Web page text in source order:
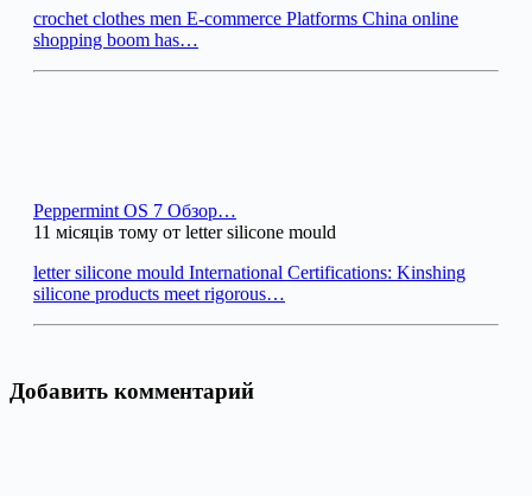
crochet clothes men E-commerce Platforms China online
shopping boom has…
Peppermint OS 7 Обзор…
11 місяців тому от letter silicone mould
letter silicone mould International Certifications: Kinshing
silicone products meet rigorous…
Добавить комментарий